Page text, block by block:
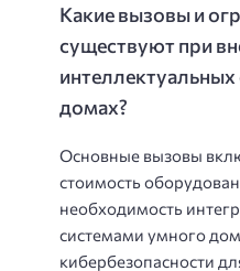
Какие вызовы и
существуют при
домах?
Основные вызовы
стоимость
необходимость
системами умного
кибербезопасности